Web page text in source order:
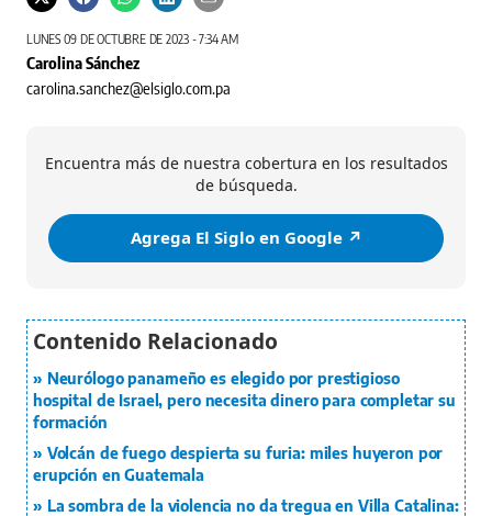
LUNES 09 DE OCTUBRE DE 2023 - 7:34 AM
Carolina Sánchez
carolina.sanchez@elsiglo.com.pa
Encuentra más de nuestra cobertura en los resultados
de búsqueda.
Agrega El Siglo en Google ↗️
Neurólogo panameño es elegido por prestigioso
hospital de Israel, pero necesita dinero para completar su
formación
Volcán de fuego despierta su furia: miles huyeron por
erupción en Guatemala
La sombra de la violencia no da tregua en Villa Catalina: